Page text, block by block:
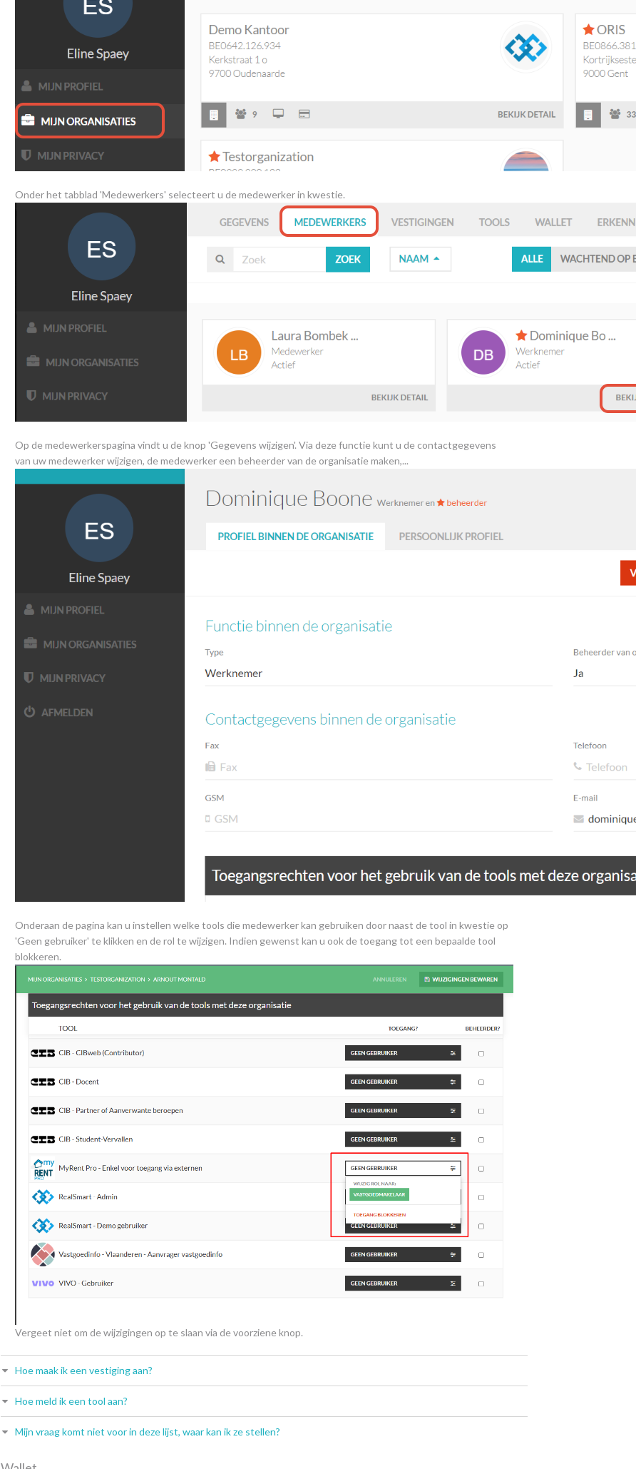
Onder het tabblad 'Medewerkers' selecteert u de medewerker in kwestie.
Op de medewerkerspagina vindt u de knop 'Gegevens wijzigen'. Via deze functie kunt u de contactgegevens
van uw medewerker wijzigen, de medewerker een beheerder van de organisatie maken,...
Onderaan de pagina kan u instellen welke tools die medewerker kan gebruiken door naast de tool in kwestie op
'Geen gebruiker' te klikken en de rol te wijzigen. Indien gewenst kan u ook de toegang tot een bepaalde tool
blokkeren.
Vergeet niet om de wijzigingen op te slaan via de voorziene knop.
Hoe maak ik een vestiging aan?
Hoe meld ik een tool aan?
Mijn vraag komt niet voor in deze lijst, waar kan ik ze stellen?